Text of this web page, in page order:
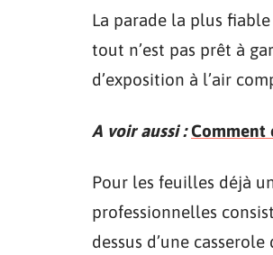
La parade la plus fiable
tout n’est pas prêt à
d’exposition à l’air
A voir aussi : Comment
Pour les feuilles déjà
professionnelles
dessus d’une